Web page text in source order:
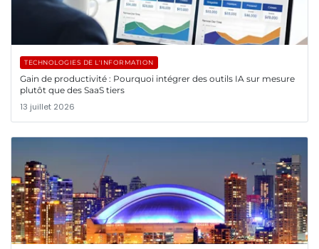
TECHNOLOGIES DE L'INFORMATION
Gain de productivité : Pourquoi intégrer des outils IA sur mesure
plutôt que des SaaS tiers
13 juillet 2026